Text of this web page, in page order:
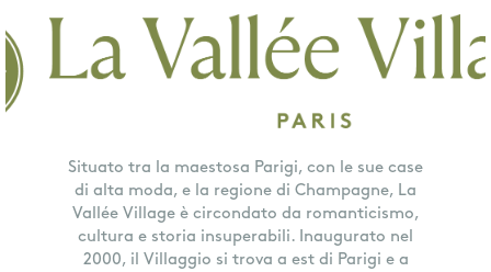
Situato tra la maestosa Parigi, con le sue case
di alta moda, e la regione di Champagne, La
Vallée Village è circondato da romanticismo,
cultura e storia insuperabili. Inaugurato nel
2000, il Villaggio si trova a est di Parigi e a